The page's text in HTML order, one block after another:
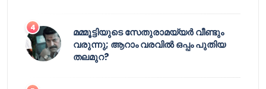
മമ്മൂട്ടിയുടെ സേതുരാമയ്യർ വീണ്ടും
വരുന്നു; ആറാം വരവിൽ ഒപ്പം പുതിയ
തലമുറ?